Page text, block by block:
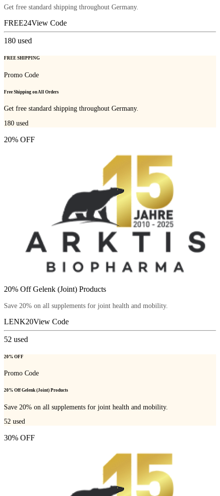
Get free standard shipping throughout Germany.
FREE24View Code
180 used
FREE SHIPPING
Promo Code
Free Shipping on All Orders
Get free standard shipping throughout Germany.
180 used
20% OFF
20% Off Gelenk (Joint) Products
Save 20% on all supplements for joint health and mobility.
LENK20View Code
52 used
20% OFF
Promo Code
20% Off Gelenk (Joint) Products
Save 20% on all supplements for joint health and mobility.
52 used
30% OFF